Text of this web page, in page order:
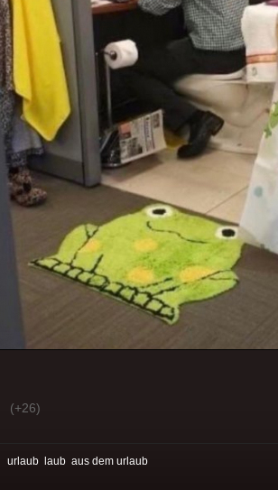
(+26)
urlaub laub aus dem urlaub